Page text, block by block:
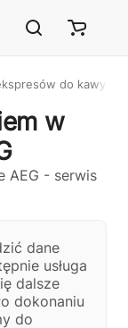
Łódź i cała Polska
do kawy w
w
dane
usługa
dalsze
dokonaniu
do